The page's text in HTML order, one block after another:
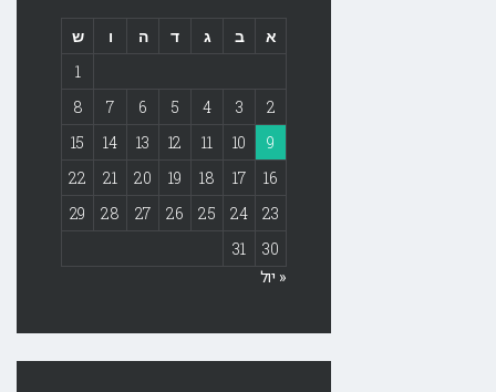
א ב ג ד ה ו
ש
1
2
3
4
5
6
7
8
9
10
11
12
13
14
15
16
17
18
19
20
21
22
23
24
25
26
27
28
29
30
31
« יול